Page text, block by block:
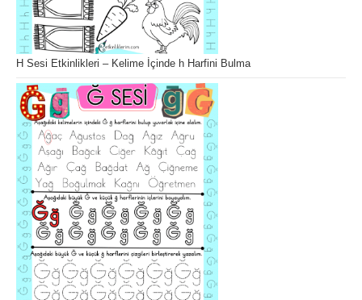
H Sesi Etkinlikleri – Kelime İçinde h Harfini Bulma